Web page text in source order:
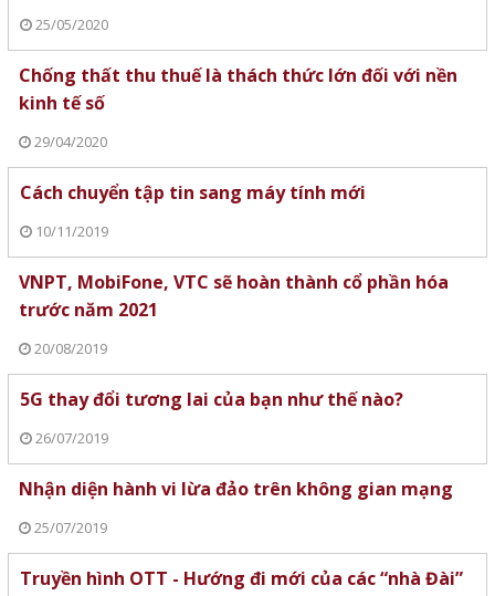
25/05/2020
Chống thất thu thuế là thách thức lớn đối với nền
kinh tế số
29/04/2020
Cách chuyển tập tin sang máy tính mới
10/11/2019
VNPT, MobiFone, VTC sẽ hoàn thành cổ phần hóa
trước năm 2021
20/08/2019
5G thay đổi tương lai của bạn như thế nào?
26/07/2019
Nhận diện hành vi lừa đảo trên không gian mạng
25/07/2019
Truyền hình OTT - Hướng đi mới của các “nhà Đài”